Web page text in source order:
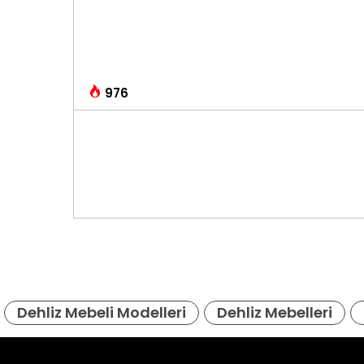
976
Dehliz Mebeli Modelleri Dehliz Mebelleri